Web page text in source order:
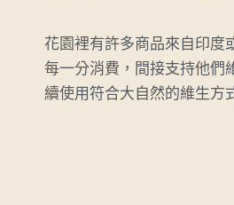
花園裡有許多商品來自印度
每一分消費，間接支持他們
續使用符合大自然的維生方